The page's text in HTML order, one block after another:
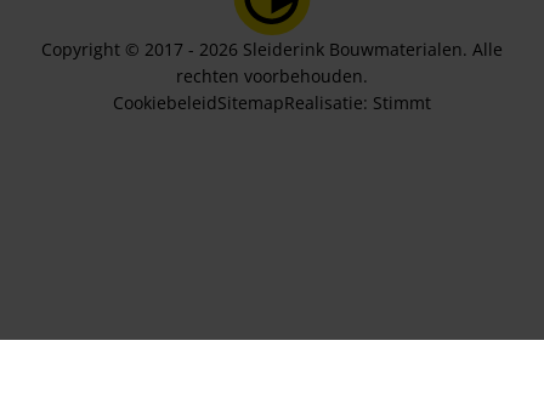
Copyright © 2017 - 2026 Sleiderink Bouwmaterialen. Alle
rechten voorbehouden.
CookiebeleidSitemapRealisatie: Stimmt